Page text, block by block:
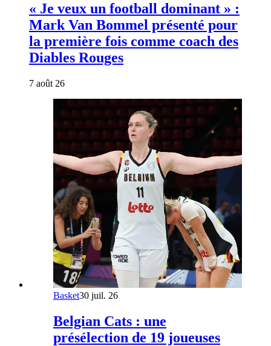
« Je veux un football dominant » :
Mark Van Bommel présenté pour
la première fois comme coach des
Diables Rouges
7 août 26
Basket30 juil. 26
Belgian Cats : une
présélection de 19 joueuses